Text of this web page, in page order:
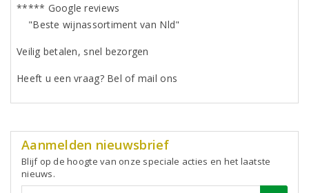
***** Google reviews
"Beste wijnassortiment van Nld"
Veilig betalen, snel bezorgen
Heeft u een vraag? Bel of mail ons
Aanmelden nieuwsbrief
Blijf op de hoogte van onze speciale acties en het laatste
nieuws.